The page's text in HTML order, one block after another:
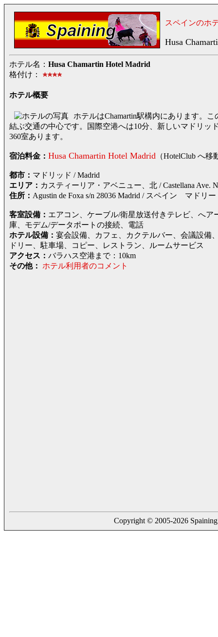
スペインのホ
Husa
ホテル名： Husa Chamartin Hotel Madrid
格付け：
ホテル概要
ホテルはChamartin駅構内にあります。
結ぶ交通の中心です。国際空港へは10分、新しいマドリッ
360室あります。
宿泊料金： Husa Chamartin Hotel Madrid （HotelClub へ
都市： マドリッド / Madrid
エリア： カスティーリア・アベニュー、北 / Castellana Ave.
住所： Agustin de Foxa s/n 28036 Madrid / スペイン マド
客室設備： エアコン、ケーブル/衛星放送付きテレビ、へ
庫、モデム/データポートの接続、電話
ホテル設備： 宴会設備、カフェ、カクテルバー、会議設備
ドリー、駐車場、コピー、レストラン、ルームサービス
アクセス： バラハス空港まで：10km
その他：
ホテル利用者のコメント
Copyright © 2005-2026